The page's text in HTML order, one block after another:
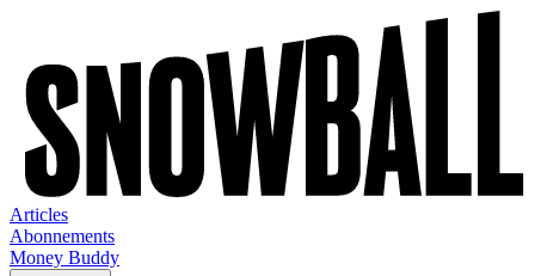
Articles
Abonnements
Money Buddy